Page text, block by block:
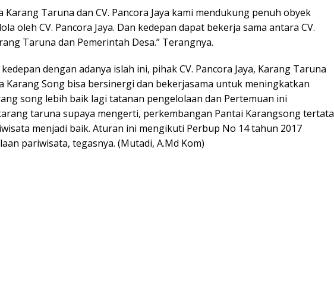
Karang Taruna dan CV. Pancora Jaya kami mendukung penuh obyek
oleh CV. Pancora Jaya. Dan kedepan dapat bekerja sama antara CV.
Taruna dan Pemerintah Desa.” Terangnya.
dengan adanya islah ini, pihak CV. Pancora Jaya, Karang Taruna
Karang Song bisa bersinergi dan bekerjasama untuk meningkatkan
song lebih baik lagi tatanan pengelolaan dan Pertemuan ini
taruna supaya mengerti, perkembangan Pantai Karangsong tertata
menjadi baik. Aturan ini mengikuti Perbup No 14 tahun 2017
pariwisata, tegasnya. (Mutadi, A.Md Kom)